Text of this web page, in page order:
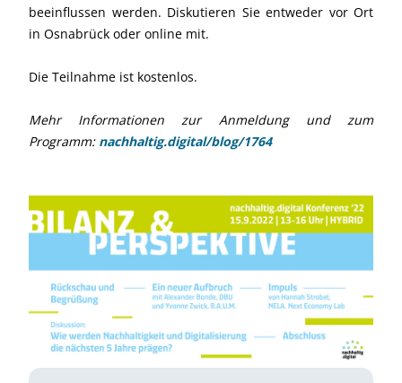
beeinflussen werden. Diskutieren Sie entweder vor Ort
in Osnabrück oder online mit.
Die Teilnahme ist kostenlos.
Mehr Informationen zur Anmeldung und zum
Programm: nachhaltig.digital/blog/1764